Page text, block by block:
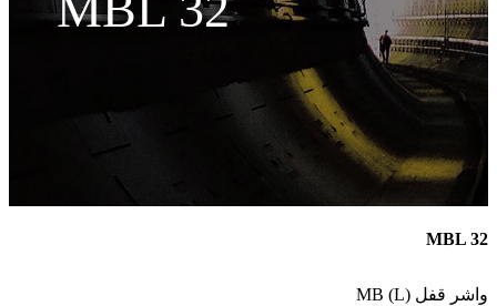
MBL 32
واشر قفل MB (L)